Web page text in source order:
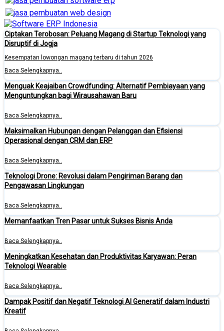
Ciptakan Terobosan: Peluang Magang di Startup Teknologi yang
Disruptif di Jogja
Kesempatan lowongan magang terbaru di tahun 2026
Baca Selengkapnya..
Menguak Keajaiban Crowdfunding: Alternatif Pembiayaan yang
Menguntungkan bagi Wirausahawan Baru
Baca Selengkapnya..
Maksimalkan Hubungan dengan Pelanggan dan Efisiensi
Operasional dengan CRM dan ERP
Baca Selengkapnya..
Teknologi Drone: Revolusi dalam Pengiriman Barang dan
Pengawasan Lingkungan
Baca Selengkapnya..
Memanfaatkan Tren Pasar untuk Sukses Bisnis Anda
Baca Selengkapnya..
Meningkatkan Kesehatan dan Produktivitas Karyawan: Peran
Teknologi Wearable
Baca Selengkapnya..
Dampak Positif dan Negatif Teknologi AI Generatif dalam Industri
Kreatif